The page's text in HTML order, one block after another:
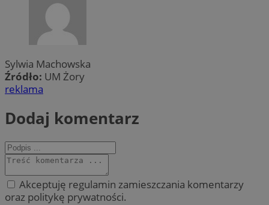
Sylwia Machowska
Źródło: UM Żory
reklama
Dodaj komentarz
Akceptuję regulamin zamieszczania komentarzy
oraz politykę prywatności.